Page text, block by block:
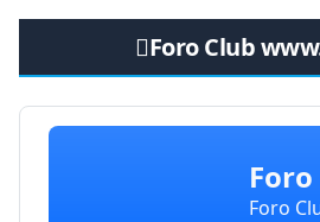
Foro Club
Obviar
Foro